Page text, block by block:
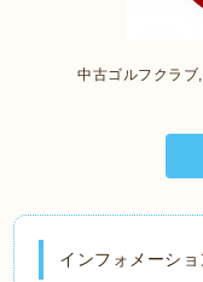
中古ゴルフクラ
インフォメーショ